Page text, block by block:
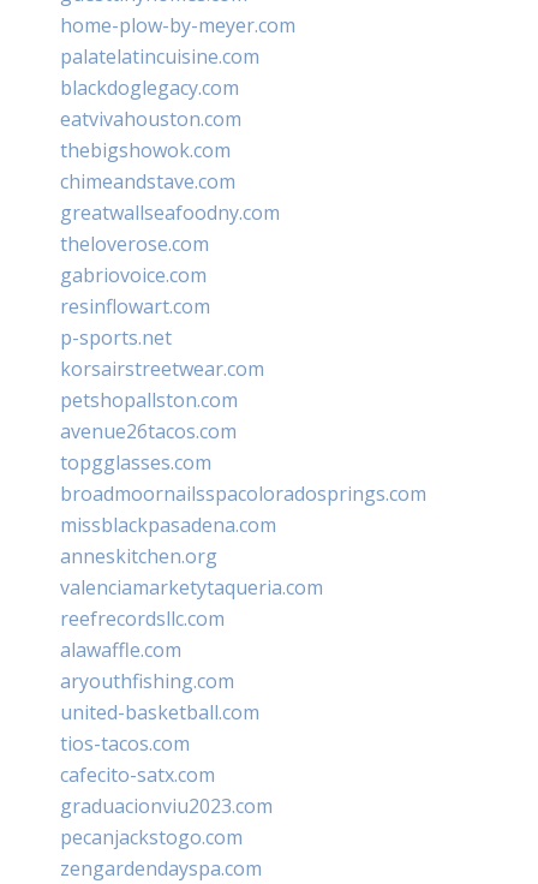
home-plow-by-meyer.com
palatelatincuisine.com
blackdoglegacy.com
eatvivahouston.com
thebigshowok.com
chimeandstave.com
greatwallseafoodny.com
theloverose.com
gabriovoice.com
resinflowart.com
p-sports.net
korsairstreetwear.com
petshopallston.com
avenue26tacos.com
topgglasses.com
broadmoornailsspacoloradosprings.com
missblackpasadena.com
anneskitchen.org
valenciamarketytaqueria.com
reefrecordsllc.com
alawaffle.com
aryouthfishing.com
united-basketball.com
tios-tacos.com
cafecito-satx.com
graduacionviu2023.com
pecanjackstogo.com
zengardendayspa.com